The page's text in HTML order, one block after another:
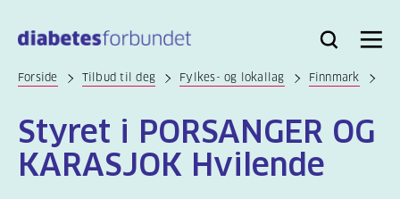
hovedinnhold
Bli
Logg
Søk Meny
Forside Tilbud til deg Fylkes- og lokallag Finnmark
Styret i PORSANGER OG
KARASJOK Hvilende